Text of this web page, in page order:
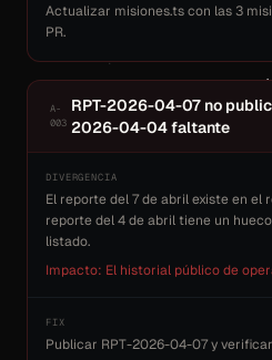
Actualizar misiones.ts con las 3
PR.
A-
003
RPT-2026-04-07 no
2026-04-04 faltante
DIVERGENCIA
El reporte del 7 de abril existe en el
reporte del 4 de abril tiene un
listado.
Impacto: El historial público de
FIX
Publicar RPT-2026-04-07 y